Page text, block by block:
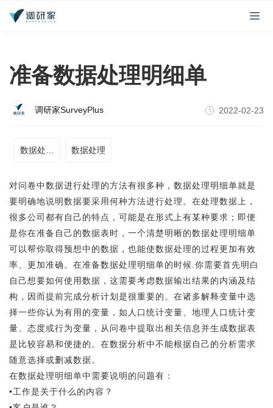
准备数据处理明细单
调研家SurveyPlus 2022-02-23
数据处理
对问卷中数据进行处理的方法有很多种，数据处理明细单就是
要明确地说明数据要采用何种方法进行处理。在处理数据上，
很多公司都有自己的特点，可能是在形式上有某种要求；即便
是你在准备自己的数据表时，一个清楚明晰的数据处理明细单
可以帮你取得预想中的数据，也能使数据处理的过程更加有效
率、更加准确。在准备数据处理明细单的时候.你需要首先明白
自己想要如何使用数据，这需要考虑数据输出结果的内涵及结
构，因而提前完成分析计划是很重要的。在诸多解释变量中选
择一些你认为有用的变量，如人口统计变量、地理人口统计变
量、态度或行为变量，从问卷中提取出相关信息并生成数据表
是比较容易和便捷的。在数据分析中不能根据自己的分析需求
随意选择或删减数据。
在数据处理明细单中需要说明的问题有：
•工作是关于什么的内容？